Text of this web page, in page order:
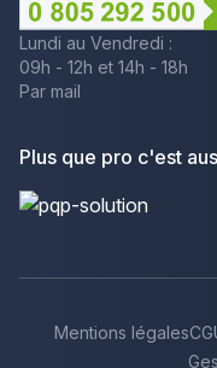
Lundi au Vendredi :
09h - 12h et 14h - 18h
Par mail
Plus que pro c'est
Mentions légales